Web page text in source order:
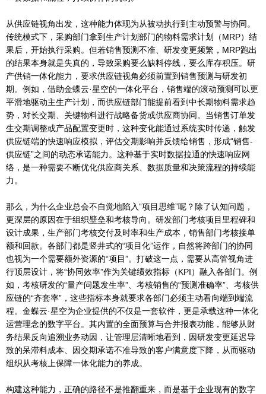
从供应链视角出发，这种能力体现为从被动执行到主动预警与协同。
传统模式下，采购部门拿到生产计划部门的物料需求计划（MRP）结
果后，开始执行采购。但若销售预测不准、研发变更频繁，MRP跑出
的结果本身就是失真的，导致采购要么缺料停线，要么库存积压。研
产供销一体化能力，要求供应链视角必须前置到销售预测与研发初
期。例如，借助金蝶云·星空的一体化平台，销售端的滚动预测可以更
平滑地驱动主生产计划，而供应链部门能提前看到中长期物料需求趋
势，对长交期、关键物料进行战略备货或供应商协同。当销售订单发
生交期调整或产品配置变更时，这种变化能通过系统实时传递，触发
供应链端的快速响应模拟，评估交期影响并反馈给销售，形成“销售-
供应链”之间的动态承诺能力。这种基于实时数据拉通的快速响应网
络，是一种需要不断优化供应商关系、数据质量和决策流程的持续能
力。
那么，为什么企业总会不自觉地陷入“项目思维”呢？除了认知问题，
更深层的原因在于组织壁垒和考核导向。研发部门考核项目里程碑和
设计成果，生产部门考核交付及时率和生产成本，销售部门考核接单
额和回款。各部门都是竖井式的“项目化”运作，自然将跨部门的协同
也视为一个需要额外资源的“项目”。打破这一点，需要从高管视角进
行顶层设计，将“协同效率”作为关键绩效指标（KPI）融入各部门。例
如，考核研发的“量产问题发生率”、考核销售的“预测准确率”、考核供
应链的“齐套率”，这些指标本身就要求各部门必须主动看向端到端流
程。金蝶云·星空为企业提供的不仅是一套软件，更是承载这种一体化
运营理念的数字平台。其内置的全面预算与合并报表功能，能够从财
务结果反向追溯业务动因，让管理层清晰地看到，因研发变更延迟导
致的呆滞料成本、因交期承诺不准导致的客户满意度下降，从而驱动
组织从考核上保障一体化能力的养成。
构建这种能力，正确的路径不是推翻重来，而是基于企业现有的数字